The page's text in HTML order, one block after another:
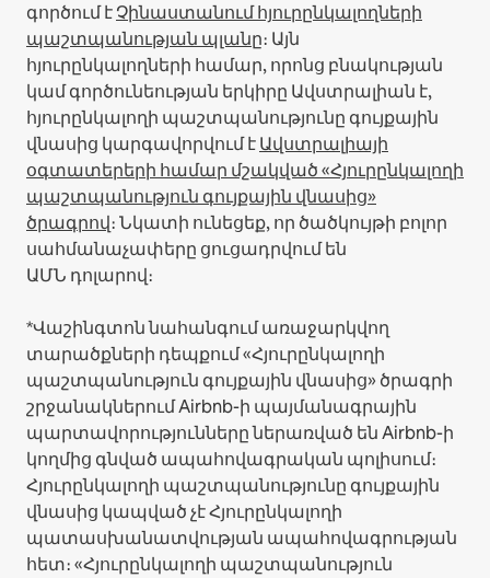
գործում էՉինաստանում հյուրընկալողների
պաշտպանության պլանը։ Այն
հյուրընկալողների համար, որոնց բնակության
կամ գործունեության երկիրը Ավստրալիան է,
հյուրընկալողի պաշտպանությունը գույքային
վնասից կարգավորվում էԱվստրալիայի
օգտատերերի համար մշակված «Հյուրընկալողի
պաշտպանություն գույքային վնասից»
ծրագրով։ Նկատի ունեցեք, որ ծածկույթի բոլոր
սահմանաչափերը ցուցադրվում են
ԱՄՆ դոլարով։
*Վաշինգտոն նահանգում առաջարկվող
տարածքների դեպքում «Հյուրընկալողի
պաշտպանություն գույքային վնասից» ծրագրի
շրջանակներում Airbnb-ի պայմանագրային
պարտավորությունները ներառված են Airbnb-ի
կողմից գնված ապահովագրական պոլիսում։
Հյուրընկալողի պաշտպանությունը գույքային
վնասից կապված չէ Հյուրընկալողի
պատասխանատվության ապահովագրության
հետ։ «Հյուրընկալողի պաշտպանություն